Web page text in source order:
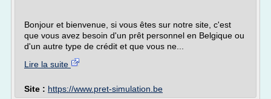
Bonjour et bienvenue, si vous êtes sur notre site, c'est
que vous avez besoin d'un prêt personnel en Belgique ou
d'un autre type de crédit et que vous ne...
Lire la suite
Site : https://www.pret-simulation.be